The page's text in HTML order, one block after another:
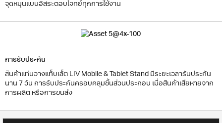
จุดหมุนแบบอิสระตอบโจทย์ทุกการใช้งาน
การรับประกัน
สินค้าแท่นวางแท็บเล็ต LIV Mobile & Tablet Stand มีระยะเวลารับประกัน
นาน 7 วัน การรับประกันครอบคลุมชิ้นส่วนประกอบ เมื่อสินค้าเสียหายจาก
การผลิต หรือการขนส่ง